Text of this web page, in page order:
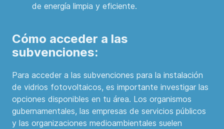
de energía limpia y eficiente.
Cómo acceder a las
subvenciones:
Para acceder a las subvenciones para la instalación
de vidrios fotovoltaicos, es importante investigar las
opciones disponibles en tu área. Los organismos
gubernamentales, las empresas de servicios públicos
y las organizaciones medioambientales suelen